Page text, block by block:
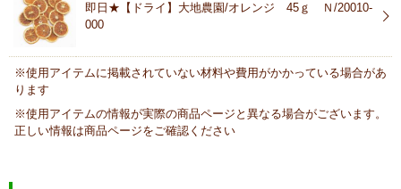
即日★【ドライ】大地農園/オレンジ 45ｇ Ｎ/20010-
000
※使用アイテムに掲載されていない材料や費用がかかっている場合があ
ります
※使用アイテムの情報が実際の商品ページと異なる場合がございます。
正しい情報は商品ページをご確認ください